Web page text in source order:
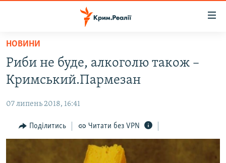
Перейти
основного
матеріалу
Перейти
до
навігації
Перейти
НОВИНИ
ВІДЕО ТА ФОТО
ПОЛІТИКА
БЛОГИ
НОВИНИ
Риби не буде, алкоголю також –
Кримський.Пармезан
07 липень 2018, 16:41
Поділитись Читати без VPN